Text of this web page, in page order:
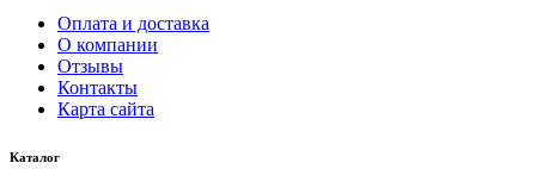
Оплата и доставка
О компании
Отзывы
Контакты
Карта сайта
Каталог